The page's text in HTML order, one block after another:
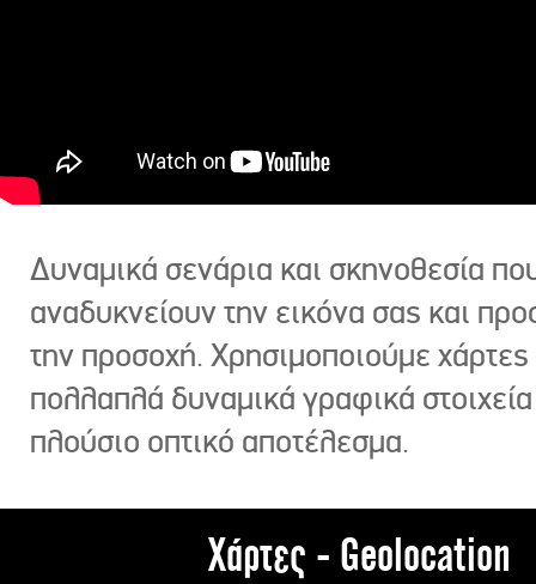
Δυναμικά σενάρια και σκηνοθεσία
αναδυκνείουν την εικόνα σας και
την προσοχή. Χρησιμοποιούμε χάρτες
πολλαπλά δυναμικά γραφικά στοιχεία
πλούσιο οπτικό αποτέλεσμα.
Χάρτες - Geolocation